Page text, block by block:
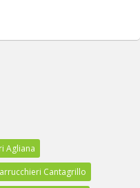
Agliana
Cantagrillo